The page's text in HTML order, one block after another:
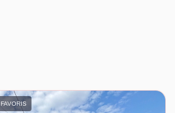
FAVORIS